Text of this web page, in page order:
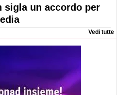
sigla un accordo per
Vedi tutte